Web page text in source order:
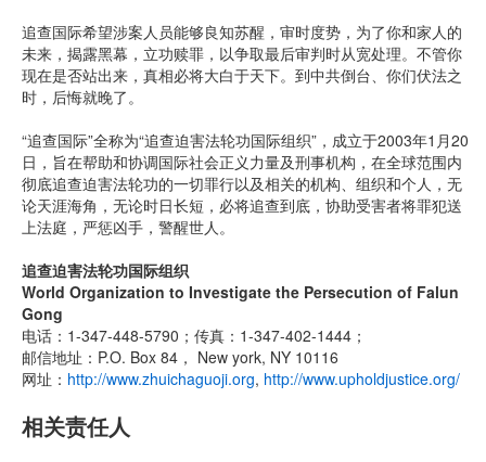
追查国际希望涉案人员能够良知苏醒，审时度势，为了你和家人的
未来，揭露黑幕，立功赎罪，以争取最后审判时从宽处理。不管你
现在是否站出来，真相必将大白于天下。到中共倒台、你们伏法之
时，后悔就晚了。
“追查国际”全称为“追查迫害法轮功国际组织”，成立于2003年1月20
日，旨在帮助和协调国际社会正义力量及刑事机构，在全球范围内
彻底追查迫害法轮功的一切罪行以及相关的机构、组织和个人，无
论天涯海角，无论时日长短，必将追查到底，协助受害者将罪犯送
上法庭，严惩凶手，警醒世人。
追查迫害法轮功国际组织
World Organization to Investigate the Persecution of Falun
Gong
电话：1-347-448-5790；传真：1-347-402-1444；
邮信地址：P.O. Box 84， New york, NY 10116
网址： http://www.zhuichaguoji.org, http://www.upholdjustice.org/
相关责任人